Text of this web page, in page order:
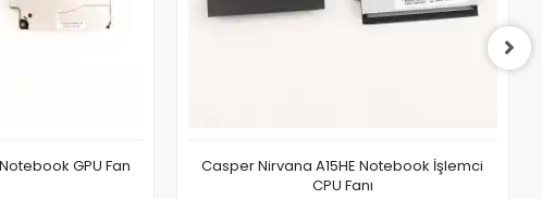
GPU Fan
Casper Nirvana A15HE Notebook İşlemci
CPU Fanı